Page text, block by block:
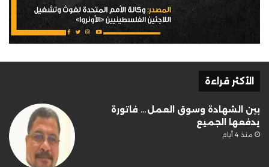
الأكثر قراءة
بين الشهادة وسوق العمل… فاتورة
يدفعها الجميع
منذ 4 أيام